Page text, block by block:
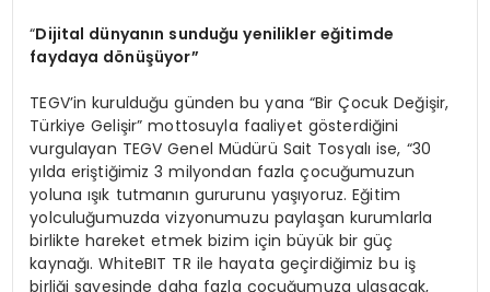
“Dijital dünyanın sunduğu yenilikler eğitimde
faydaya dönüşüyor”
TEGV’in kurulduğu günden bu yana “Bir Çocuk Değişir,
Türkiye Gelişir” mottosuyla faaliyet gösterdiğini
vurgulayan TEGV Genel Müdürü Sait Tosyalı ise, “30
yılda eriştiğimiz 3 milyondan fazla çocuğumuzun
yoluna ışık tutmanın gururunu yaşıyoruz. Eğitim
yolculuğumuzda vizyonumuzu paylaşan kurumlarla
birlikte hareket etmek bizim için büyük bir güç
kaynağı. WhiteBIT TR ile hayata geçirdiğimiz bu iş
birliği sayesinde daha fazla çocuğumuza ulaşacak,